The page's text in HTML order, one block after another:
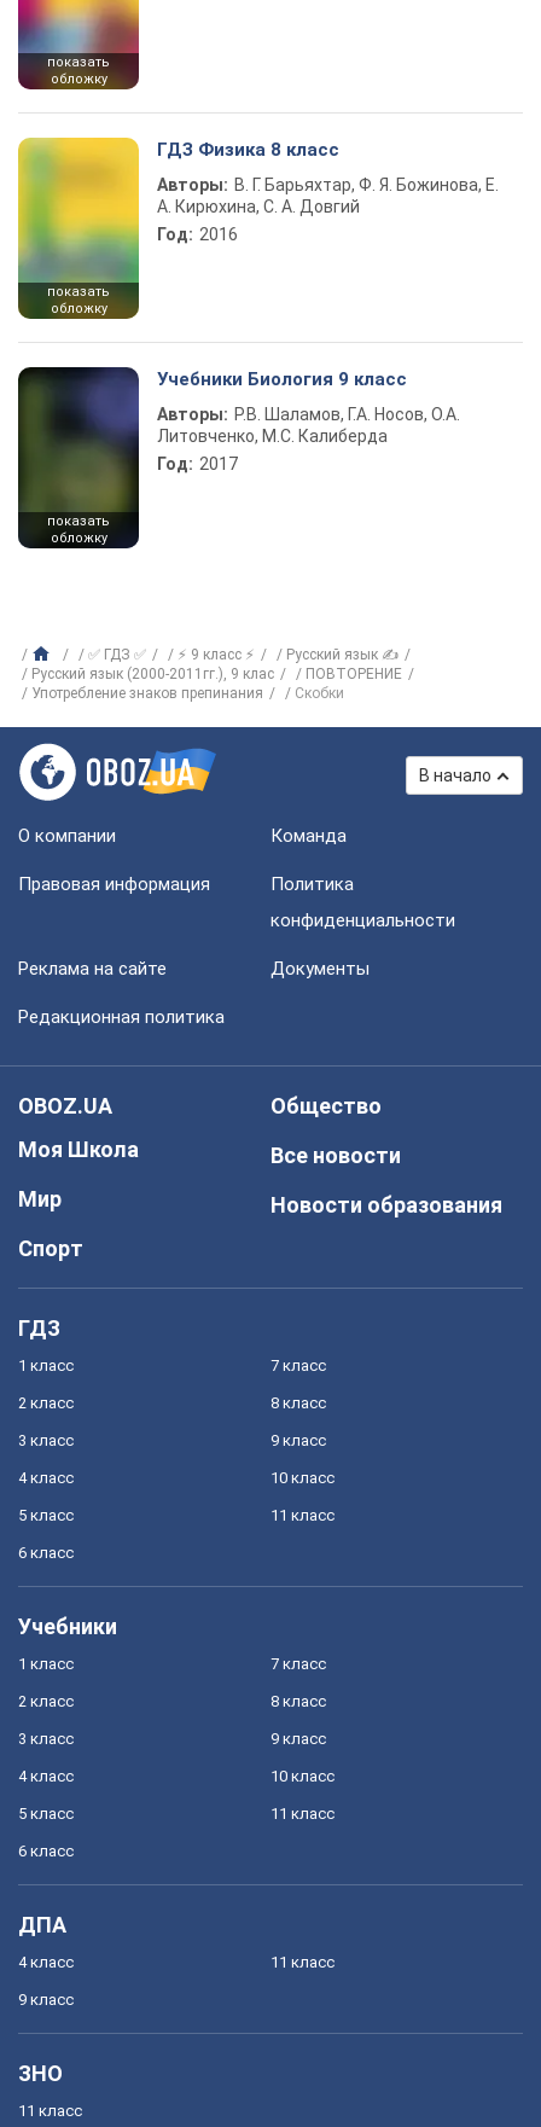
показать
обложку
показать
обложку
ГДЗ Физика 8 класс
Авторы: В. Г. Барьяхтар, Ф. Я. Божинова, Е.
А. Кирюхина, С. А. Довгий
Год: 2016
показать
обложку
Учебники Биология 9 класс
Авторы: Р.В. Шаламов, Г.А. Носов, О.А.
Литовченко, М.С. Калиберда
Год: 2017
✅ ГДЗ ✅ ⚡ 9 класс ⚡
Русский язык ✍
Русский язык (2000-2011гг.), 9 клас
ПОВТОРЕНИЕ
Употребление знаков препинания
Скобки
В начало
О компании Команда
Правовая информация
Политика
конфиденциальности
Реклама на сайте Документы
Редакционная политика
OBOZ.UA
Моя Школа
Мир
Спорт
Общество
Все новости
Новости образования
ГДЗ
1 класс
2 класс
3 класс
4 класс
5 класс
6 класс
7 класс
8 класс
9 класс
10 класс
11 класс
Учебники
1 класс
2 класс
3 класс
4 класс
5 класс
6 класс
7 класс
8 класс
9 класс
10 класс
11 класс
ДПА
4 класс
9 класс
11 класс
ЗНО
11 класс